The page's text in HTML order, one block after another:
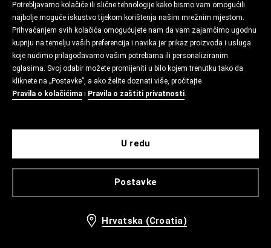
Potrebljavamo kolačiće ili slične tehnologije kako bismo vam omogućili
najbolje moguće iskustvo tijekom korištenja našim mrežnim mjestom.
Prihvaćanjem svih kolačića omogućujete nam da vam zajamčimo ugodnu
kupnju na temelju vaših preferencija i navika jer prikaz proizvoda i usluga
koje nudimo prilagođavamo vašim potrebama ili personaliziranim
oglasima. Svoj odabir možete promijeniti u bilo kojem trenutku tako da
kliknete na „Postavke”, a ako želite doznati više, pročitajte
Pravila o kolačićima i Pravila o zaštiti privatnosti.
Postavke
U redu
Hrvatska (Croatia)